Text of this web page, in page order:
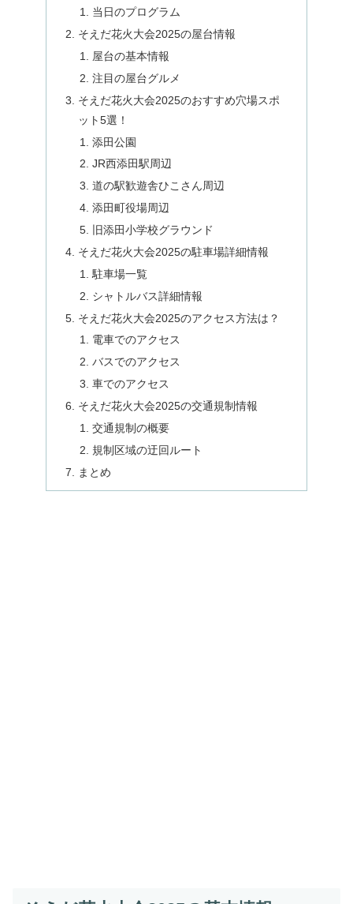
当日のプログラム
そえだ花火大会2025の屋台情報
屋台の基本情報
注目の屋台グルメ
そえだ花火大会2025のおすすめ穴場スポ
ット5選！
添田公園
JR西添田駅周辺
道の駅歓遊舎ひこさん周辺
添田町役場周辺
旧添田小学校グラウンド
そえだ花火大会2025の駐車場詳細情報
駐車場一覧
シャトルバス詳細情報
そえだ花火大会2025のアクセス方法は？
電車でのアクセス
バスでのアクセス
車でのアクセス
そえだ花火大会2025の交通規制情報
交通規制の概要
規制区域の迂回ルート
まとめ